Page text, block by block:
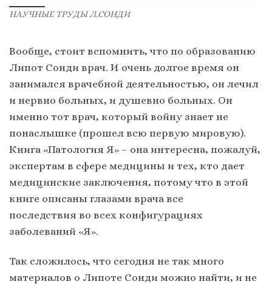
НАУЧНЫЕ ТРУДЫ Л.СОНДИ
Вообще, стоит вспомнить, что по образованию
Липот Сонди врач. И очень долгое время он
занимался врачебной деятельностью, он лечил
и нервно больных, и душевно больных. Он
именно тот врач, который войну знает не
понаслышке (прошел всю первую мировую).
Книга «Патология Я» – она интересна, пожалуй,
экспертам в сфере медицины и тех, кто дает
медицинские заключения, потому что в этой
книге описаны глазами врача все
последствия во всех конфигурациях
заболеваний «Я».
Так сложилось, что сегодня не так много
материалов о Липоте Сонди можно найти, и не